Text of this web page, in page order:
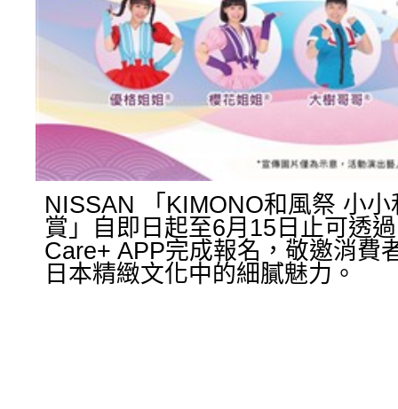
NISSAN 「KIMONO和風祭 小
賞」自即日起至6月15日止可透
Care+ APP完成報名，敬邀消費
日本精緻文化中的細膩魅力。